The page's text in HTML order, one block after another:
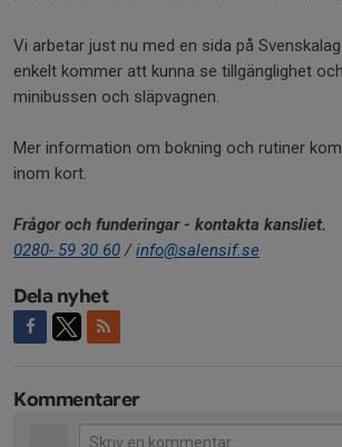
Vi arbetar just nu med en sida på
enkelt kommer att kunna se tillgänglighet
minibussen och släpvagnen.
Mer information om bokning och rutiner
inom kort.
Frågor och funderingar - kontakta kansliet.
0280- 59 30 60/info@salensif.se
Dela nyhet
Kommentarer